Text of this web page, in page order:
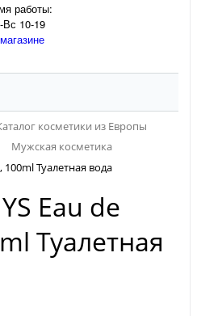
работы:
Вс 10-19
косметики из Европы
Мужская косметика
100ml Туалетная вода
Eau de
Туалетная